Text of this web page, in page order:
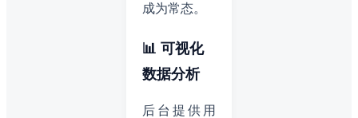
成为常态。
📊 可视化
数据分析
后台提供用